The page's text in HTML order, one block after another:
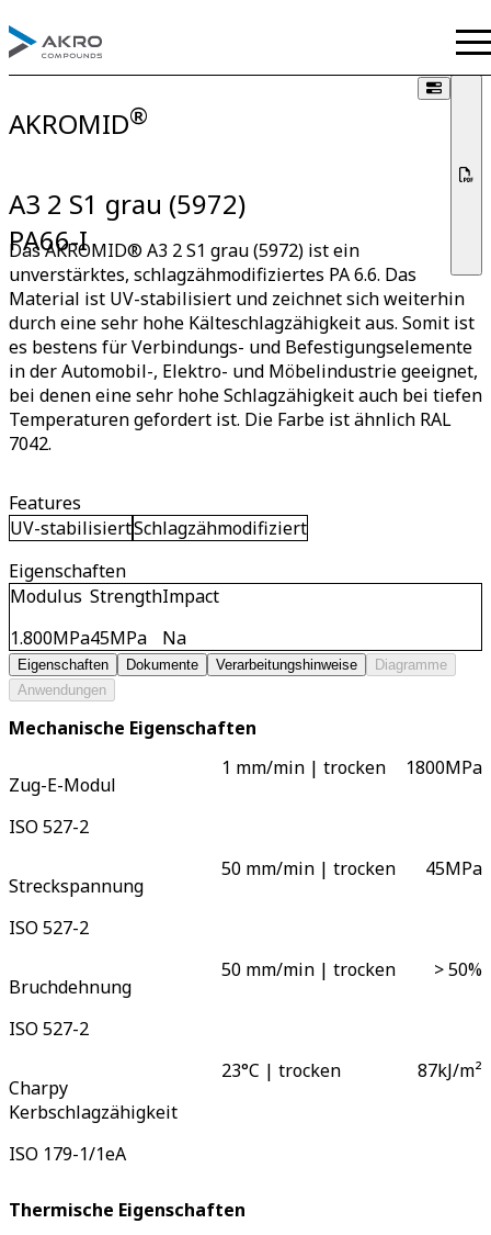
AKROMID®
A3 2 S1 grau (5972)
PA66-I
Das AKROMID® A3 2 S1 grau (5972) ist ein
unverstärktes, schlagzähmodifiziertes PA 6.6. Das
Material ist UV-stabilisiert und zeichnet sich weiterhin
durch eine sehr hohe Kälteschlagzähigkeit aus. Somit ist
es bestens für Verbindungs- und Befestigungselemente
in der Automobil-, Elektro- und Möbelindustrie geeignet,
bei denen eine sehr hohe Schlagzähigkeit auch bei tiefen
Temperaturen gefordert ist. Die Farbe ist ähnlich RAL
7042.
Features
UV-stabilisiertSchlagzähmodifiziert
Eigenschaften
Modulus
1.800MPa
Strength
45MPa
Impact
Na
Eigenschaften Dokumente Verarbeitungshinweise
Diagramme
Anwendungen
Mechanische Eigenschaften
Zug-E-Modul
ISO 527-2
1 mm/min | trocken 1800MPa
Streckspannung
ISO 527-2
50 mm/min | trocken 45MPa
Bruchdehnung
ISO 527-2
50 mm/min | trocken > 50%
Charpy
Kerbschlagzähigkeit
ISO 179-1/1eA
23°C | trocken 87kJ/m²
Thermische Eigenschaften